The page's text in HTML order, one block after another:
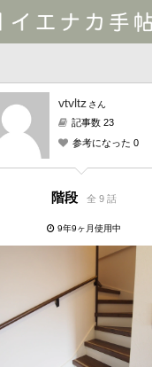
vtvltz さん
記事数 23
参考になった 0
階段 全 9 話
9年9ヶ月使用中